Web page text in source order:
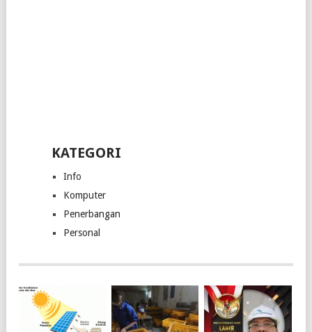
KATEGORI
Info
Komputer
Penerbangan
Personal